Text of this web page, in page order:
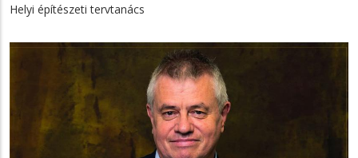
Helyi építészeti tervtanács